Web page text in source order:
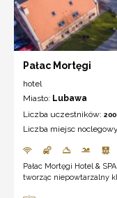
Pałac Mortęgi
hotel
Miasto: Lubawa
Liczba uczestników: 200
Liczba miejsc
Pałac Mortęgi Hotel &
tworząc niepowtarzalny